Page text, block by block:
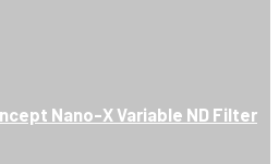
Nano-X Variable ND Filter